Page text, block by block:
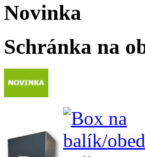
Novinka
Schránka na